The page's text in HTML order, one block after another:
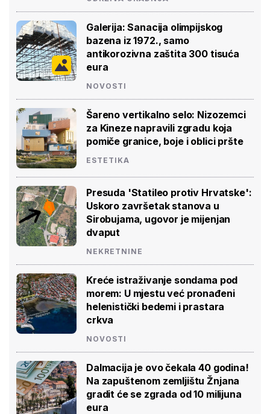
Galerija: Sanacija olimpijskog
bazena iz 1972., samo
antikorozivna zaštita 300 tisuća
eura
NOVOSTI
Šareno vertikalno selo: Nizozemci
za Kineze napravili zgradu koja
pomiče granice, boje i oblici pršte
ESTETIKA
Presuda 'Statileo protiv Hrvatske':
Uskoro završetak stanova u
Sirobujama, ugovor je mijenjan
dvaput
NEKRETNINE
Kreće istraživanje sondama pod
morem: U mjestu već pronađeni
helenistički bedemi i prastara
crkva
NOVOSTI
Dalmacija je ovo čekala 40 godina!
Na zapuštenom zemljištu Žnjana
gradit će se zgrada od 10 milijuna
eura